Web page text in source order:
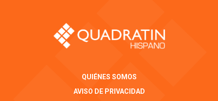
QUIÉNES SOMOS
AVISO DE PRIVACIDAD